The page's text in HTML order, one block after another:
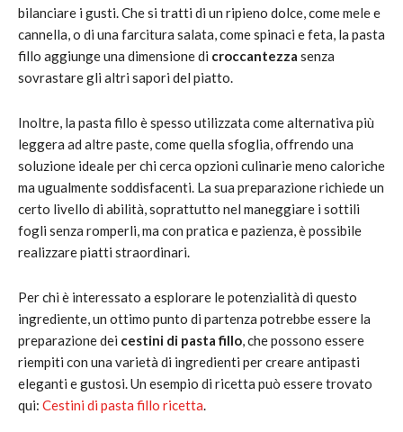
bilanciare i gusti. Che si tratti di un ripieno dolce, come mele e
cannella, o di una farcitura salata, come spinaci e feta, la pasta
fillo aggiunge una dimensione di croccantezza senza
sovrastare gli altri sapori del piatto.
Inoltre, la pasta fillo è spesso utilizzata come alternativa più
leggera ad altre paste, come quella sfoglia, offrendo una
soluzione ideale per chi cerca opzioni culinarie meno caloriche
ma ugualmente soddisfacenti. La sua preparazione richiede un
certo livello di abilità, soprattutto nel maneggiare i sottili
fogli senza romperli, ma con pratica e pazienza, è possibile
realizzare piatti straordinari.
Per chi è interessato a esplorare le potenzialità di questo
ingrediente, un ottimo punto di partenza potrebbe essere la
preparazione dei cestini di pasta fillo, che possono essere
riempiti con una varietà di ingredienti per creare antipasti
eleganti e gustosi. Un esempio di ricetta può essere trovato
qui: Cestini di pasta fillo ricetta.